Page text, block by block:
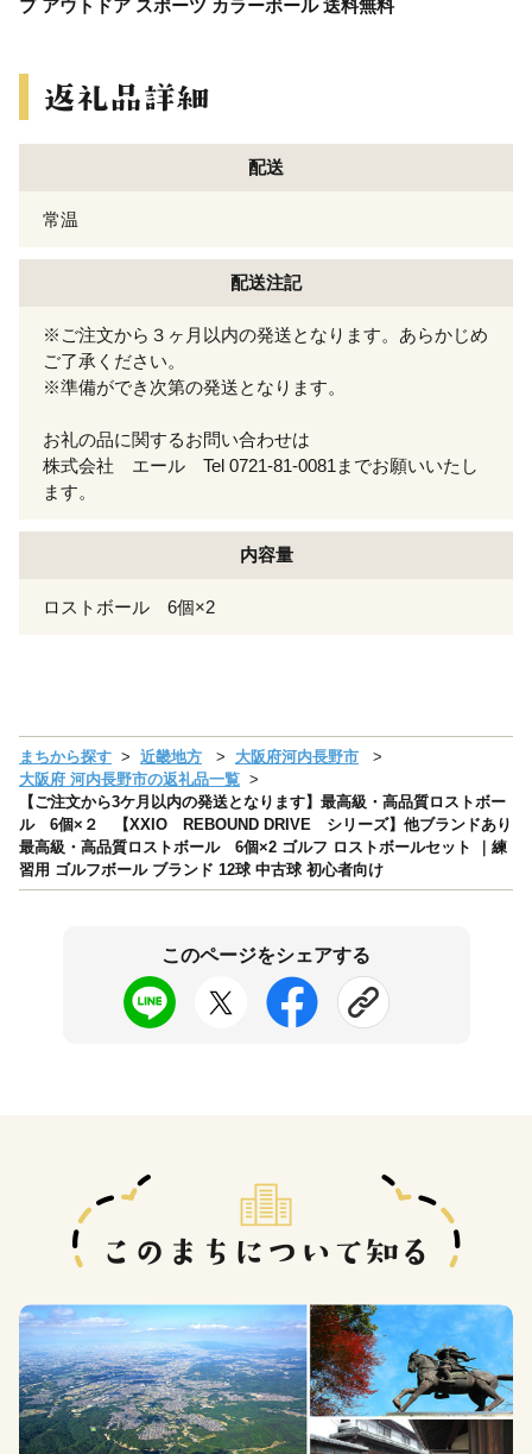
プ アウトドア スポーツ カラーボール 送料無料
配送
常温
配送注記
※ご注文から３ヶ月以内の発送となります。あらかじめ
ご了承ください。
※準備ができ次第の発送となります。
お礼の品に関するお問い合わせは
株式会社 エール Tel 0721-81-0081までお願いいたし
ます。
内容量
ロストボール 6個×2
まちから探す 近畿地方
大阪府河内長野市
大阪府 河内長野市の返礼品一覧
【ご注文から3ケ月以内の発送となります】最高級・高品質ロストボー
ル 6個×２ 【XXIO REBOUND DRIVE シリーズ】他ブランドあり
最高級・高品質ロストボール 6個×2 ゴルフ ロストボールセット ｜練
習用 ゴルフボール ブランド 12球 中古球 初心者向け
このページをシェアする